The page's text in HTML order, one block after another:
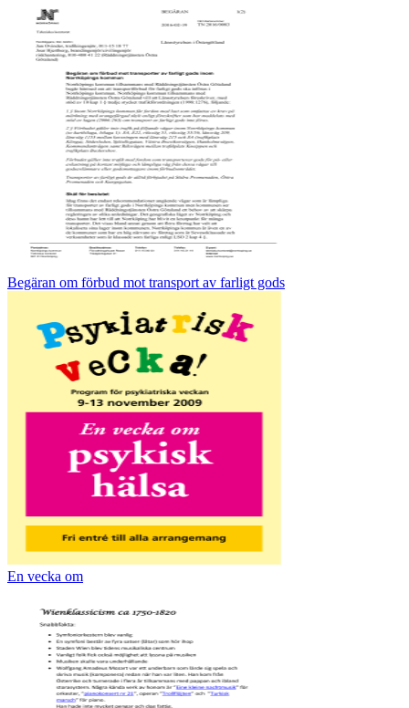
Begäran om förbud mot transport av farligt gods
En vecka om